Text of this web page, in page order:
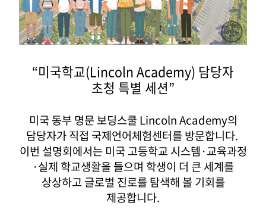
“미국학교(Lincoln Academy) 담당자
초청 특별 세션”
미국 동부 명문 보딩스쿨 Lincoln Academy의
담당자가 직접 국제언어체험센터를 방문합니다.
이번 설명회에서는 미국 고등학교 시스템·교육과정
·실제 학교생활을 들으며 학생이 더 큰 세계를
상상하고 글로벌 진로를 탐색해 볼 기회를
제공합니다.